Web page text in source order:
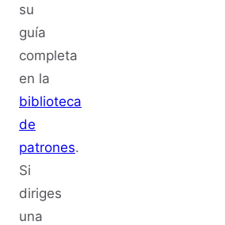
su
guía
completa
en la
biblioteca
de
patrones.
Si
diriges
una